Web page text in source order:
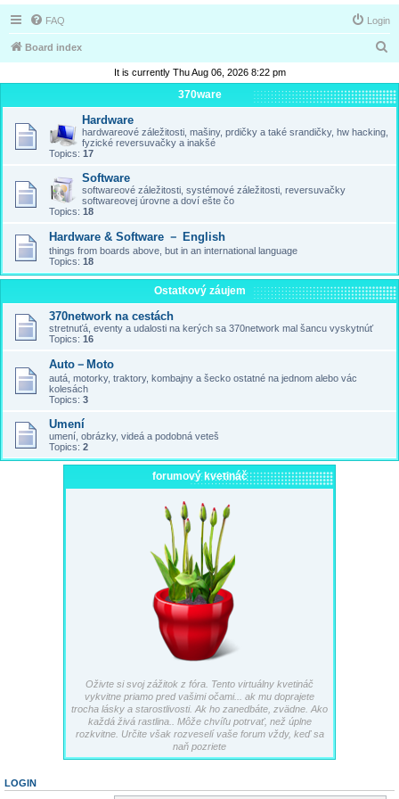
FAQ Login
Board index
a
r
It is currently Thu Aug 06, 2026 8:22 pm
370ware
Hardware
hardwareové záležitosti, mašiny, prdičky a také srandičky, hw hacking,
fyzické reversuvačky a inakšé
Topics: 17
Software
softwareové záležitosti, systémové záležitosti, reversuvačky
softwareovej úrovne a doví ešte čo
Topics: 18
Hardware & Software － English
things from boards above, but in an international language
Topics: 18
Ostatkový záujem
370network na cestách
stretnuťá, eventy a udalosti na kerých sa 370network mal šancu vyskytnúť
Topics: 16
Auto－Moto
autá, motorky, traktory, kombajny a šecko ostatné na jednom alebo vác
kolesách
Topics: 3
Umení
umení, obrázky, videá a podobná veteš
Topics: 2
forumový kvetináč
Oživte si svoj zážitok z fóra. Tento virtuálny kvetináč
vykvitne priamo pred vašimi očami... ak mu doprajete
trocha lásky a starostlivosti. Ak ho zanedbáte, zvädne. Ako
každá živá rastlina.. Môže chvíľu potrvať, než úplne
rozkvitne. Určite však rozveselí vaše forum vždy, keď sa
naň pozriete
LOGIN